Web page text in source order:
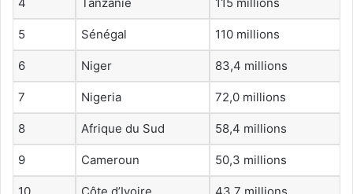
5 Sénégal 110 millions
6 Niger 83,4 millions
7 Nigeria 72,0 millions
8 Afrique du Sud 58,4 millions
9 Cameroun 50,3 millions
10 Côte d’Ivoire 43,7 millions